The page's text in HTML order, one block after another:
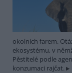
okolních farem.
ekosystému, v
Pěstitelé podle
konzumaci rajčat.